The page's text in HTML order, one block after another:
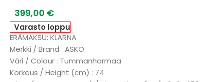
399,00 €
Varasto loppu
ERÄMAKSU: KLARNA
Merkki / Brand : ASKO
Väri / Colour : Tummanharmaa
Korkeus / Height (cm) : 74